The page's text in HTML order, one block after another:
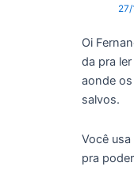
27/
Oi
da pra
aonde
salvos.
Você
pra